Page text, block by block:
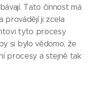
Tato činnost má
provádějí ji zcela
tyto procesy
si bylo vědomo, že
procesy a stejně tak